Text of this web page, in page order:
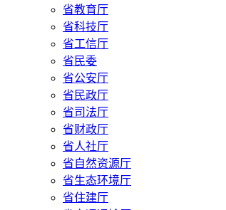
省教育厅
省科技厅
省工信厅
省民委
省公安厅
省民政厅
省司法厅
省财政厅
省人社厅
省自然资源厅
省生态环境厅
省住建厅